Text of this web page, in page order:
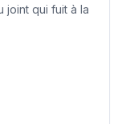
joint qui fuit à la